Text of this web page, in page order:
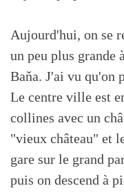
Aujourd'hui, on se
un peu plus grande
Baňa. J'ai vu qu'on
Le centre ville est
collines avec un
"vieux château" et
gare sur le grand
puis on descend à